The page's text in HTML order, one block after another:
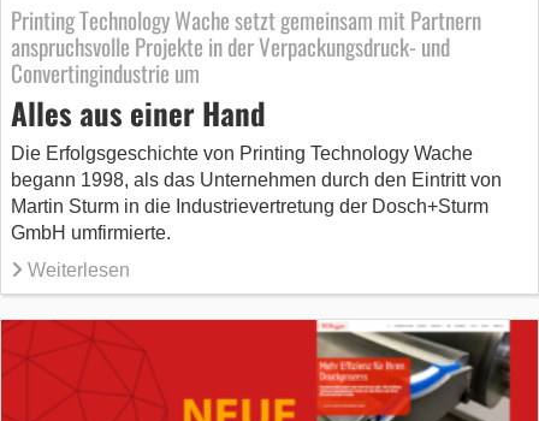
Printing Technology Wache setzt gemeinsam mit Partnern
anspruchsvolle Projekte in der Verpackungsdruck- und
Convertingindustrie um
Alles aus einer Hand
Die Erfolgsgeschichte von Printing Technology Wache
begann 1998, als das Unternehmen durch den Eintritt von
Martin Sturm in die Industrievertretung der Dosch+Sturm
GmbH umfirmierte.
Weiterlesen